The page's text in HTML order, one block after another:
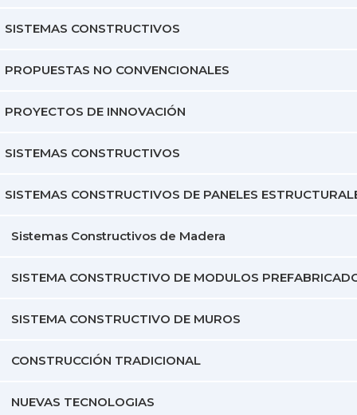
SISTEMAS CONSTRUCTIVOS
PROPUESTAS NO CONVENCIONALES
PROYECTOS DE INNOVACIÓN
SISTEMAS CONSTRUCTIVOS
SISTEMAS CONSTRUCTIVOS DE PANELES
Sistemas Constructivos de Madera
SISTEMA CONSTRUCTIVO DE MODULOS
SISTEMA CONSTRUCTIVO DE MUROS
CONSTRUCCIÓN TRADICIONAL
NUEVAS TECNOLOGIAS